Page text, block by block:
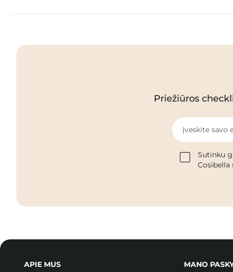
Priežiūros
Įveskite savo
Sutinku
Cosibella
APIE MUS
MANO